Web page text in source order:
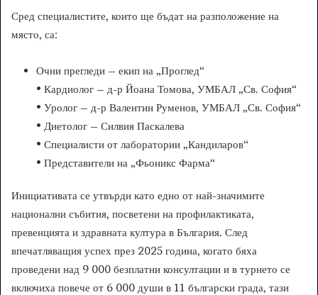
Сред специалистите, които ще бъдат на разположение на
място, са:
Очни прегледи – екип на „Проглед“
• Кардиолог – д-р Йоана Томова, УМБАЛ „Св. София“
• Уролог – д-р Валентин Руменов, УМБАЛ „Св. София“
• Диетолог – Силвия Паскалева
• Специалисти от лаборатории „Кандиларов“
• Представители на „Фьоникс Фарма“
Инициативата се утвърди като едно от най-значимите
национални събития, посветени на профилактиката,
превенцията и здравната култура в България. След
впечатляващия успех през 2025 година, когато бяха
проведени над 9 000 безплатни консултации и в турнето се
включиха повече от 6 000 души в 11 български града, тази